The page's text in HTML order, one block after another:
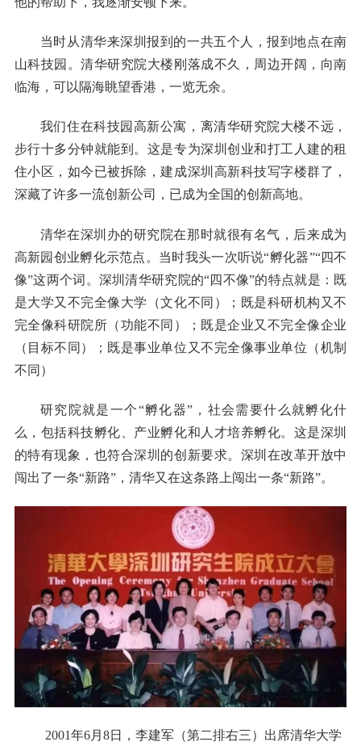
当时从清华来深圳报到的一共五个人，报到地点在南
山科技园。清华研究院大楼刚落成不久，周边开阔，向南
临海，可以隔海眺望香港，一览无余。
我们住在科技园高新公寓，离清华研究院大楼不远，
步行十多分钟就能到。这是专为深圳创业和打工人建的租
住小区，如今已被拆除，建成深圳高新科技写字楼群了，
深藏了许多一流创新公司，已成为全国的创新高地。
清华在深圳办的研究院在那时就很有名气，后来成为
高新园创业孵化示范点。当时我头一次听说“孵化器”“四不
像”这两个词。深圳清华研究院的“四不像”的特点就是：既
是大学又不完全像大学（文化不同）；既是科研机构又不
完全像科研院所（功能不同）；既是企业又不完全像企业
（目标不同）；既是事业单位又不完全像事业单位（机制
不同）
研究院就是一个“孵化器”，社会需要什么就孵化什
么，包括科技孵化、产业孵化和人才培养孵化。这是深圳
的特有现象，也符合深圳的创新要求。深圳在改革开放中
闯出了一条“新路”，清华又在这条路上闯出一条“新路”。
2001年6月8日，李建军（第二排右三）出席清华大学